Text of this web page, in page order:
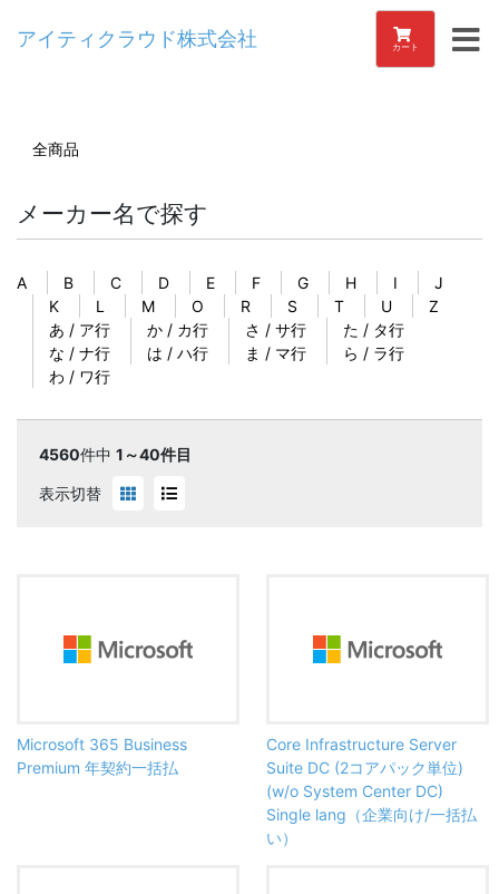
アイティクラウド株式会社 カート
全商品
メーカー名で探す
A B C D E F G H I
J
K
L M O R S T U
Z
あ / ア行
か / カ行 さ / サ行
た / タ行
な / ナ行
は / ハ行 ま / マ行
ら / ラ行
わ / ワ行
4560件中 1～40件目
表示切替
Microsoft 365 Business
Premium 年契約一括払
Core Infrastructure Server
Suite DC (2コアパック単位)
(w/o System Center DC)
Single lang（企業向け/一括払
い）